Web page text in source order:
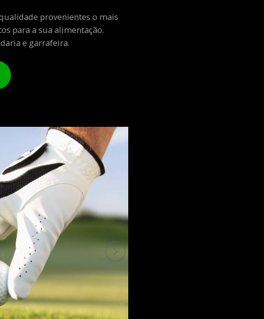
provenientes o mais
para a sua alimentação.
e garrafeira.